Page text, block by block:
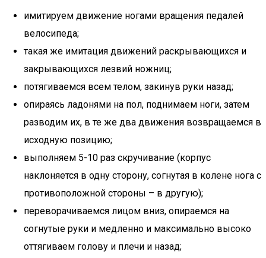
имитируем движение ногами вращения педалей
велосипеда;
такая же имитация движений раскрывающихся и
закрывающихся лезвий ножниц;
потягиваемся всем телом, закинув руки назад;
опираясь ладонями на пол, поднимаем ноги, затем
разводим их, в те же два движения возвращаемся в
исходную позицию;
выполняем 5-10 раз скручивание (корпус
наклоняется в одну сторону, согнутая в колене нога с
противоположной стороны – в другую);
переворачиваемся лицом вниз, опираемся на
согнутые руки и медленно и максимально высоко
оттягиваем голову и плечи и назад;